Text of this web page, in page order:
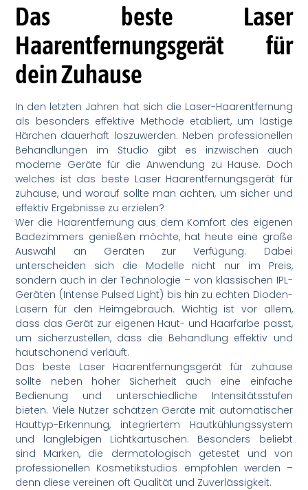
Das beste Laser
Haarentfernungsgerät für
dein Zuhause
In den letzten Jahren hat sich die Laser-Haarentfernung
als besonders effektive Methode etabliert, um lästige
Härchen dauerhaft loszuwerden. Neben professionellen
Behandlungen im Studio gibt es inzwischen auch
moderne Geräte für die Anwendung zu Hause. Doch
welches ist das beste Laser Haarentfernungsgerät für
zuhause, und worauf sollte man achten, um sicher und
effektiv Ergebnisse zu erzielen?
Wer die Haarentfernung aus dem Komfort des eigenen
Badezimmers genießen möchte, hat heute eine große
Auswahl an Geräten zur Verfügung. Dabei
unterscheiden sich die Modelle nicht nur im Preis,
sondern auch in der Technologie – von klassischen IPL-
Geräten (Intense Pulsed Light) bis hin zu echten Dioden-
Lasern für den Heimgebrauch. Wichtig ist vor allem,
dass das Gerät zur eigenen Haut- und Haarfarbe passt,
um sicherzustellen, dass die Behandlung effektiv und
hautschonend verläuft.
Das beste Laser Haarentfernungsgerät für zuhause
sollte neben hoher Sicherheit auch eine einfache
Bedienung und unterschiedliche Intensitätsstufen
bieten. Viele Nutzer schätzen Geräte mit automatischer
Hauttyp-Erkennung, integriertem Hautkühlungssystem
und langlebigen Lichtkartuschen. Besonders beliebt
sind Marken, die dermatologisch getestet und von
professionellen Kosmetikstudios empfohlen werden –
denn diese vereinen oft Qualität und Zuverlässigkeit.